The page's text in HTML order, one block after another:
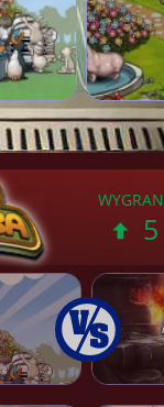
5